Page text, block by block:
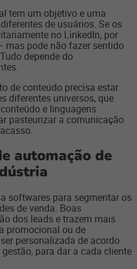
tem um objetivo e uma
de usuários. Se os
no LinkedIn, por
mas pode não fazer sentido
depende do
de conteúdo precisa estar
diferentes universos, que
e linguagens
pasteurizar a comunicação
automação de
softwares para segmentar os
de venda. Boas
dos leads e trazem mais
promocional ou de
personalizada de acordo
para dar a cada cliente